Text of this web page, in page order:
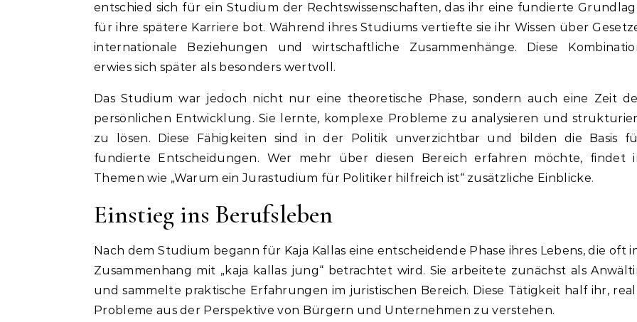
entschied sich für ein Studium der Rechtswissenschaften, das ihr eine fundierte
für ihre spätere Karriere bot. Während ihres Studiums vertiefte sie ihr Wissen über
internationale Beziehungen und wirtschaftliche Zusammenhänge. Diese
erwies sich später als besonders wertvoll.
Das Studium war jedoch nicht nur eine theoretische Phase, sondern auch eine Zeit
persönlichen Entwicklung. Sie lernte, komplexe Probleme zu analysieren und
zu lösen. Diese Fähigkeiten sind in der Politik unverzichtbar und bilden die Basis
fundierte Entscheidungen. Wer mehr über diesen Bereich erfahren möchte, findet
Themen wie „Warum ein Jurastudium für Politiker hilfreich ist“ zusätzliche Einblicke.
Einstieg ins Berufsleben
Nach dem Studium begann für Kaja Kallas eine entscheidende Phase ihres Lebens, die oft
Zusammenhang mit „kaja kallas jung“ betrachtet wird. Sie arbeitete zunächst als
und sammelte praktische Erfahrungen im juristischen Bereich. Diese Tätigkeit half ihr,
Probleme aus der Perspektive von Bürgern und Unternehmen zu verstehen.